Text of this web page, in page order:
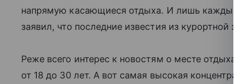
напрямую касающиеся отдыха. И лишь каждый
заявил, что последние известия из курортной
Реже всего интерес к новостям о месте отдыха
от 18 до 30 лет. А вот самая высокая